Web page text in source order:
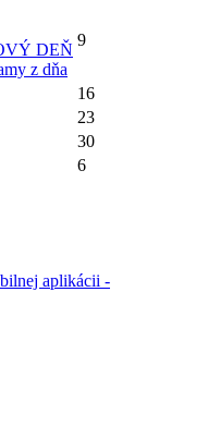
DEŇ
z dňa
9
16
23
30
6
aplikácii -